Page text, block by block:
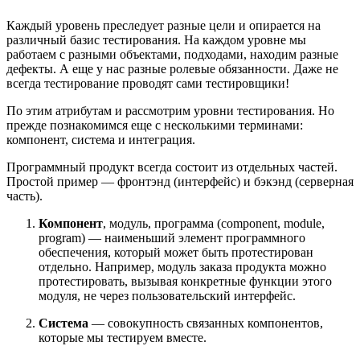
Каждый уровень преследует разные цели и опирается на
различный базис тестирования. На каждом уровне мы
работаем с разными объектами, подходами, находим разные
дефекты. А еще у нас разные ролевые обязанности. Даже не
всегда тестирование проводят сами тестировщики!
По этим атрибутам и рассмотрим уровни тестирования. Но
прежде познакомимся еще с несколькими терминами:
компонент, система и интеграция.
Программный продукт всегда состоит из отдельных частей.
Простой пример — фронтэнд (интерфейс) и бэкэнд (серверная
часть).
Компонент, модуль, программа (component, module,
program) — наименьший элемент программного
обеспечения, который может быть протестирован
отдельно. Например, модуль заказа продукта можно
протестировать, вызывая конкретные функции этого
модуля, не через пользовательский интерфейс.
Система — совокупность связанных компонентов,
которые мы тестируем вместе.